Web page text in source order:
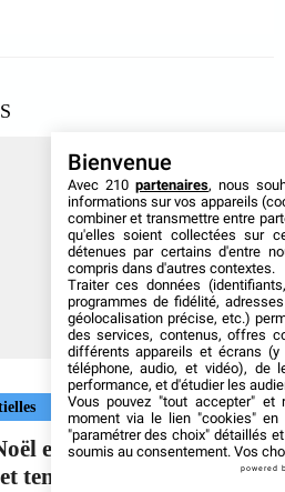
en entreprise :
tendances 2026
Bienvenue
Avec 210 partenaires, nous
informations sur vos appareils
combiner et transmettre entre
qu'elles soient collectées sur
détenues par certains d'entre
compris dans d'autres contextes.
Traiter ces données
programmes de fidélité,
géolocalisation précise, etc.)
des services, contenus, offres
différents appareils et écrans (y
téléphone, audio, et vidéo), de
performance, et d'étudier les
Vous pouvez "tout accepter" et
moment via le lien "cookies" en
"paramétrer des choix" détaillés
soumis au consentement. Vos
powered